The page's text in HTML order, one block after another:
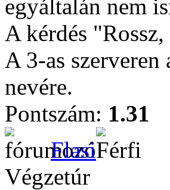
egyáltalán nem
A kérdés
A 3-as szerveren
nevére.
Pontszám: 1.31
Flasi
Végzetúr